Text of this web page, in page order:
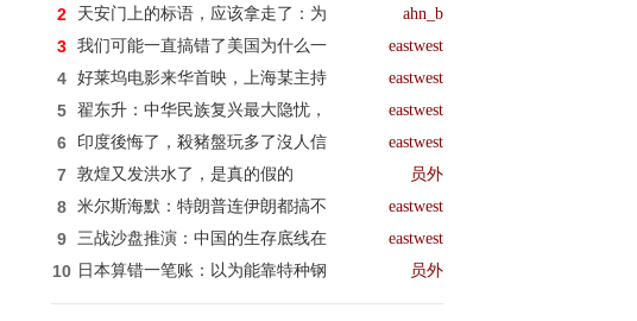
2 天安门上的标语，应该拿走了：为 ahn_b
3 我们可能一直搞错了美国为什么一 eastwest
4 好莱坞电影来华首映，上海某主持 eastwest
5 翟东升：中华民族复兴最大隐忧， eastwest
6 印度後悔了，殺豬盤玩多了沒人信 eastwest
7 敦煌又发洪水了，是真的假的 员外
8 米尔斯海默：特朗普连伊朗都搞不 eastwest
9 三战沙盘推演：中国的生存底线在 eastwest
10 日本算错一笔账：以为能靠特种钢 员外